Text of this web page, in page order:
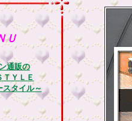
Ｕ
通販の
ＴＹＬＥ
スタイル～